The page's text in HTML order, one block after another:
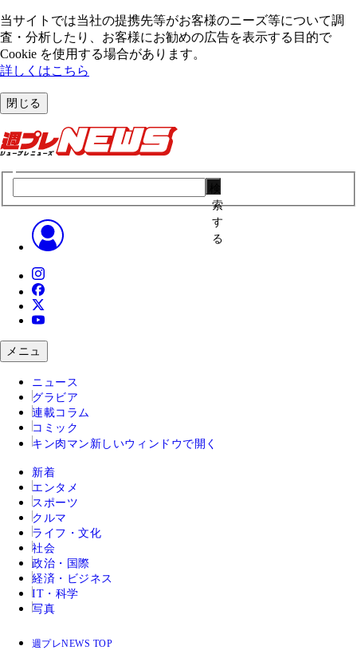
当サイトでは当社の提携先等がお客様のニーズ等について調
査・分析したり、お客様にお勧めの広告を表⽰する⽬的で
Cookie を使⽤する場合があります。
詳しくはこちら
閉じる
索
す
る
メニュ
ニュース
グラビア
連載コラム
コミック
キン肉マン 新しいウィンドウで開く
新着
エンタメ
スポーツ
クルマ
ライフ・文化
社会
政治・国際
経済・ビジネス
IT・科学
写真
週プレNEWS TOP